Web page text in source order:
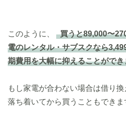
このように、
買うと89,000〜
電のレンタル・サブスクなら
期費用を大幅に抑えることができ
もし家電が合わない場合は借り
落ち着いてから買うこともできま